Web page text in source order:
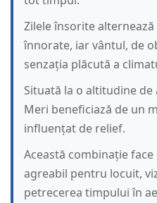
Zilele însorite
înnorate, iar vântul, de
senzația plăcută a
Situată la o altitudine
Meri beneficiază de un
influențat de relief.
Această combinație
agreabil pentru locuit,
petrecerea timpului în